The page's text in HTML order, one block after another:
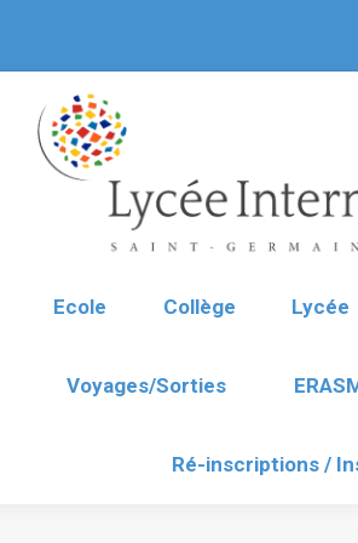
Ecole Collège Lycée
Voyages/Sorties
Ré-inscriptions /
Voyages/Sorties
Ré-inscriptions /